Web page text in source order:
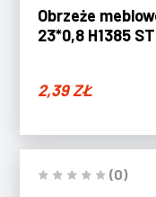
Obrzeże
23*0,8 H1385
2,39ZŁ
(0)